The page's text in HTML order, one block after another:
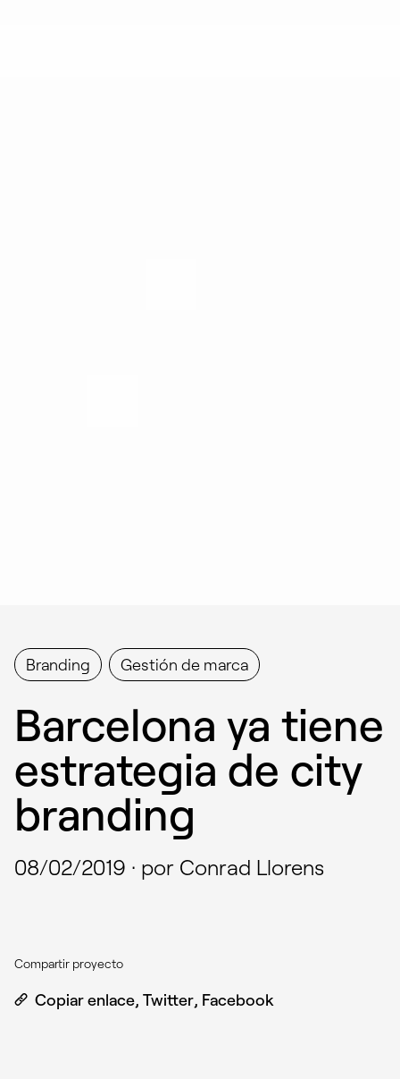
Branding Gestión de marca
Barcelona ya tiene
estrategia de city
branding
08/02/2019 · por Conrad Llorens
Compartir proyecto
Copiar enlace, Twitter, Facebook